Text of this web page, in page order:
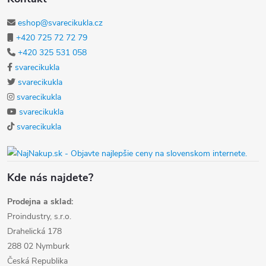
eshop@svarecikukla.cz
+420 725 72 72 79
+420 325 531 058
svarecikukla
svarecikukla
svarecikukla
svarecikukla
svarecikukla
Kde nás najdete?
Prodejna a sklad:
Proindustry, s.r.o.
Drahelická 178
288 02 Nymburk
Česká Republika